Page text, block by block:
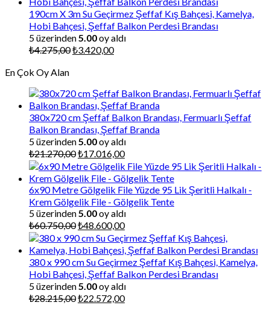
190cm X 3m Su Geçirmez Şeffaf Kış Bahçesi, Kamelya,
Hobi Bahçesi, Şeffaf Balkon Perdesi Brandası
5 üzerinden5.00oy aldı
₺4.275,00Orijinal
₺3.420,00Şu
En Çok Oy Alan
380x720 cm Şeffaf Balkon Brandası, Fermuarlı Şeffaf
Balkon Brandası, Şeffaf Branda
5 üzerinden5.00oy aldı
₺21.270,00Orijinal
fiyat:
₺21.270,00.
₺17.016,00Şu
andaki
fiyat:
₺17.016,00.
6x90 Metre Gölgelik File Yüzde 95 Lik Şeritli Halkalı -
Krem Gölgelik File - Gölgelik Tente
5 üzerinden5.00oy aldı
₺60.750,00Orijinal
fiyat:
₺60.750,00.
₺48.600,00Şu
andaki
fiyat:
₺48.600,00.
380 x 990 cm Su Geçirmez Şeffaf Kış Bahçesi, Kamelya,
Hobi Bahçesi, Şeffaf Balkon Perdesi Brandası
5 üzerinden5.00oy aldı
₺28.215,00Orijinal
₺22.572,00Şu